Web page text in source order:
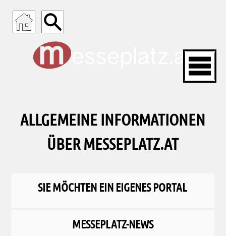
ALLGEMEINE INFORMATIONEN
ÜBER MESSEPLATZ.AT
SIE MÖCHTEN EIN EIGENES PORTAL
MESSEPLATZ-NEWS